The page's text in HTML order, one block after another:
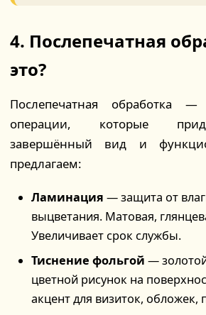
4. Послепечатная
это?
Послепечатная обработка
операции, которые
завершённый вид и
предлагаем:
Ламинация — защита от
выцветания. Матовая,
Увеличивает срок службы.
Тиснение фольгой —
цветной рисунок на
акцент для визиток, обложек,